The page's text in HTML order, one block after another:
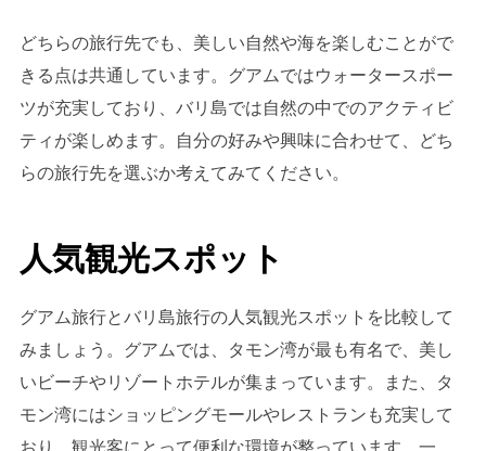
どちらの旅行先でも、美しい自然や海を楽しむことがで
きる点は共通しています。グアムではウォータースポー
ツが充実しており、バリ島では自然の中でのアクティビ
ティが楽しめます。自分の好みや興味に合わせて、どち
らの旅行先を選ぶか考えてみてください。
人気観光スポット
グアム旅行とバリ島旅行の人気観光スポットを比較して
みましょう。グアムでは、タモン湾が最も有名で、美し
いビーチやリゾートホテルが集まっています。また、タ
モン湾にはショッピングモールやレストランも充実して
おり、観光客にとって便利な環境が整っています。一